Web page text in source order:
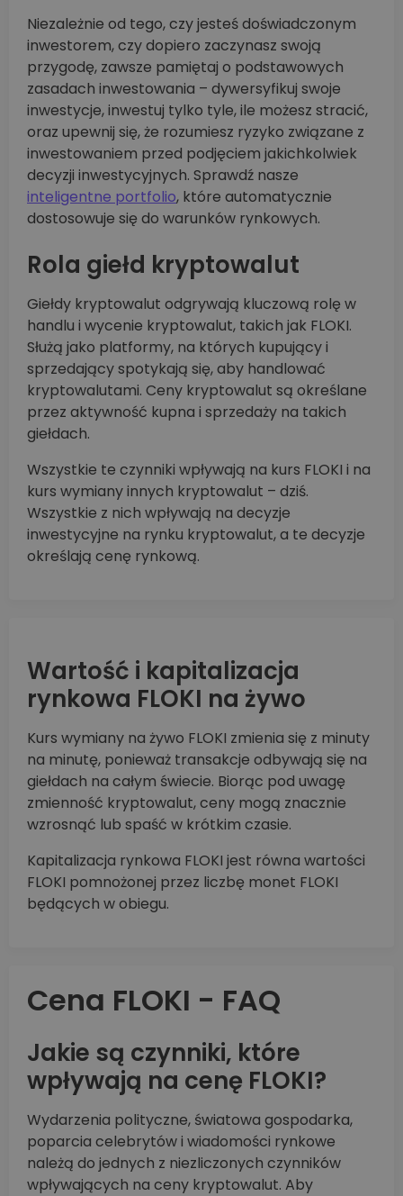
Niezależnie od tego, czy jesteś doświadczonym
inwestorem, czy dopiero zaczynasz swoją
przygodę, zawsze pamiętaj o podstawowych
zasadach inwestowania – dywersyfikuj swoje
inwestycje, inwestuj tylko tyle, ile możesz stracić,
oraz upewnij się, że rozumiesz ryzyko związane z
inwestowaniem przed podjęciem jakichkolwiek
decyzji inwestycyjnych. Sprawdź nasze
inteligentne portfolio, które automatycznie
dostosowuje się do warunków rynkowych.
Rola giełd kryptowalut
Giełdy kryptowalut odgrywają kluczową rolę w
handlu i wycenie kryptowalut, takich jak FLOKI.
Służą jako platformy, na których kupujący i
sprzedający spotykają się, aby handlować
kryptowalutami. Ceny kryptowalut są określane
przez aktywność kupna i sprzedaży na takich
giełdach.
Wszystkie te czynniki wpływają na kurs FLOKI i na
kurs wymiany innych kryptowalut – dziś.
Wszystkie z nich wpływają na decyzje
inwestycyjne na rynku kryptowalut, a te decyzje
określają cenę rynkową.
Wartość i kapitalizacja
rynkowa FLOKI na żywo
Kurs wymiany na żywo FLOKI zmienia się z minuty
na minutę, ponieważ transakcje odbywają się na
giełdach na całym świecie. Biorąc pod uwagę
zmienność kryptowalut, ceny mogą znacznie
wzrosnąć lub spaść w krótkim czasie.
Kapitalizacja rynkowa FLOKI jest równa wartości
FLOKI pomnożonej przez liczbę monet FLOKI
będących w obiegu.
Cena FLOKI - FAQ
Jakie są czynniki, które
wpływają na cenę FLOKI?
Wydarzenia polityczne, światowa gospodarka,
poparcia celebrytów i wiadomości rynkowe
należą do jednych z niezliczonych czynników
wpływających na ceny kryptowalut. Aby